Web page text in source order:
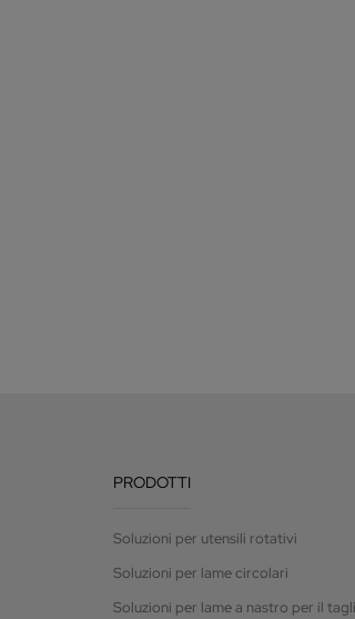
PRODOTTI
Soluzioni per utensili rotativi
Soluzioni per lame circolari
Soluzioni per lame a nastro per il